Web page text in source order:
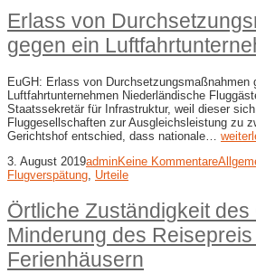
Erlass von
gegen ein
EuGH: Erlass von Durchsetzungsmaßnahmen
Luftfahrtunternehmen Niederländische
Staatssekretär für Infrastruktur, weil dieser sich
Fluggesellschaften zur Ausgleichsleistung zu
Gerichtshof entschied, dass nationale…
3. August 2019adminKeine Kommentare
Flugverspätung Urteile
Örtliche Zuständigkeit des
Minderung des Reisepreis
Ferienhäusern